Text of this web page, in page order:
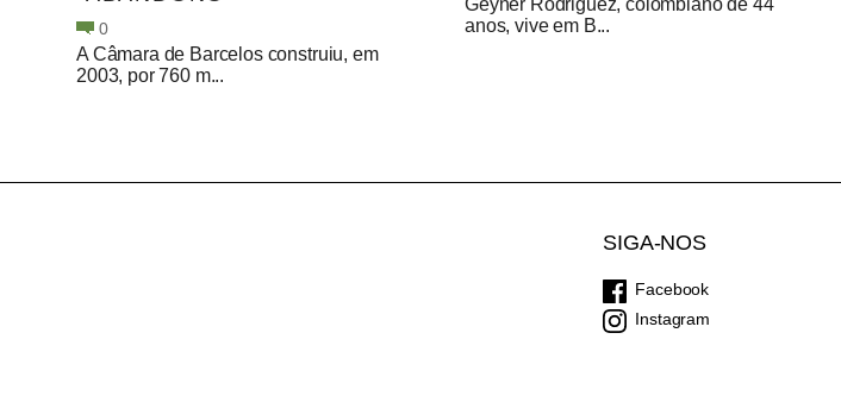
0
A Câmara de Barcelos construiu, em
2003, por 760 m...
Geyner Rodriguez, colombiano de 44
anos, vive em B...
SIGA-NOS
Facebook
Instagram